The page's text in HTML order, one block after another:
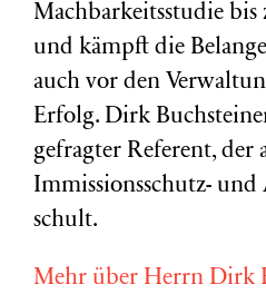
Machbarkeitsstudie
und kämpft die
auch vor den
Erfolg. Dirk
gefragter Referent, der
Immissionsschutz-
schult.
Mehr über Herrn Dirk